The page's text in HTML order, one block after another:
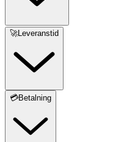
🚀Leveranstid
💳Betalning